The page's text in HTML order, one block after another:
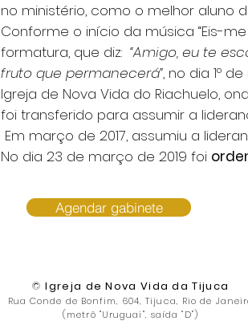
no ministério, como o melhor aluno
Conforme o início da música “Eis-
formatura, que diz: “Amigo, eu te
fruto que permanecerá”, no dia 1º
Igreja de Nova Vida do Riachuelo,
foi transferido para assumir a
Em março de 2017, assumiu a
No dia 23 de março de 2019 foi
Agendar gabinete
©Igreja de Nova Vida da Tijuca
Rua Conde de Bonfim, 604, Tijuca, Rio de
(metrô "Uruguai", saída "D")